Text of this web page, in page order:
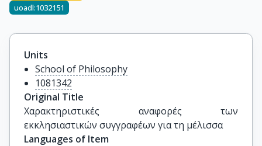
uoadl:1032151
Units
School of Philosophy
1081342
Original Title
Χαρακτηριστικές αναφορές των
εκκλησιαστικών συγγραφέων για τη μέλισσα
Languages of Item